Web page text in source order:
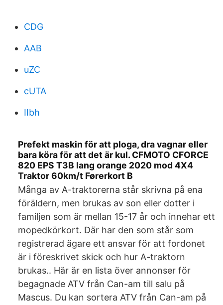
CDG
AAB
uZC
cUTA
IIbh
Prefekt maskin för att ploga, dra vagnar eller
bara köra för att det är kul. CFMOTO CFORCE
820 EPS T3B lang orange 2020 mod 4X4
Traktor 60km/t Førerkort B
Många av A-traktorerna står skrivna på ena
föräldern, men brukas av son eller dotter i
familjen som är mellan 15-17 år och innehar ett
mopedkörkort. Där har den som står som
registrerad ägare ett ansvar för att fordonet
är i föreskrivet skick och hur A-traktorn
brukas.. Här är en lista över annonser för
begagnade ATV från Can-am till salu på
Mascus. Du kan sortera ATV från Can-am på